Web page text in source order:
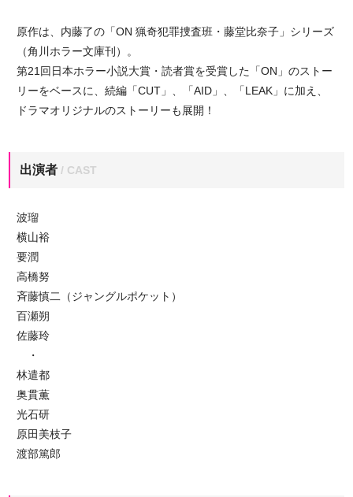
原作は、内藤了の「ON 猟奇犯罪捜査班・藤堂比奈子」シリーズ
（角川ホラー文庫刊）。
第21回日本ホラー小説大賞・読者賞を受賞した「ON」のストー
リーをベースに、続編「CUT」、「AID」、「LEAK」に加え、
ドラマオリジナルのストーリーも展開！
出演者/ CAST
波瑠
横山裕
要潤
高橋努
斉藤慎二（ジャングルポケット）
百瀬朔
佐藤玲
・
林遣都
奥貫薫
光石研
原田美枝子
渡部篤郎